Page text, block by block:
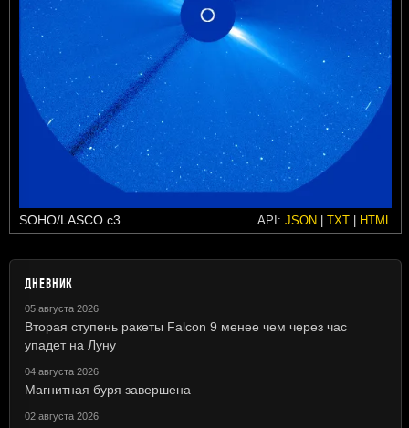
SOHO/LASCO c3 API: JSON | TXT | HTML
ДНЕВНИК
05 августа 2026
Вторая ступень ракеты Falcon 9 менее чем через час
упадет на Луну
04 августа 2026
Магнитная буря завершена
02 августа 2026